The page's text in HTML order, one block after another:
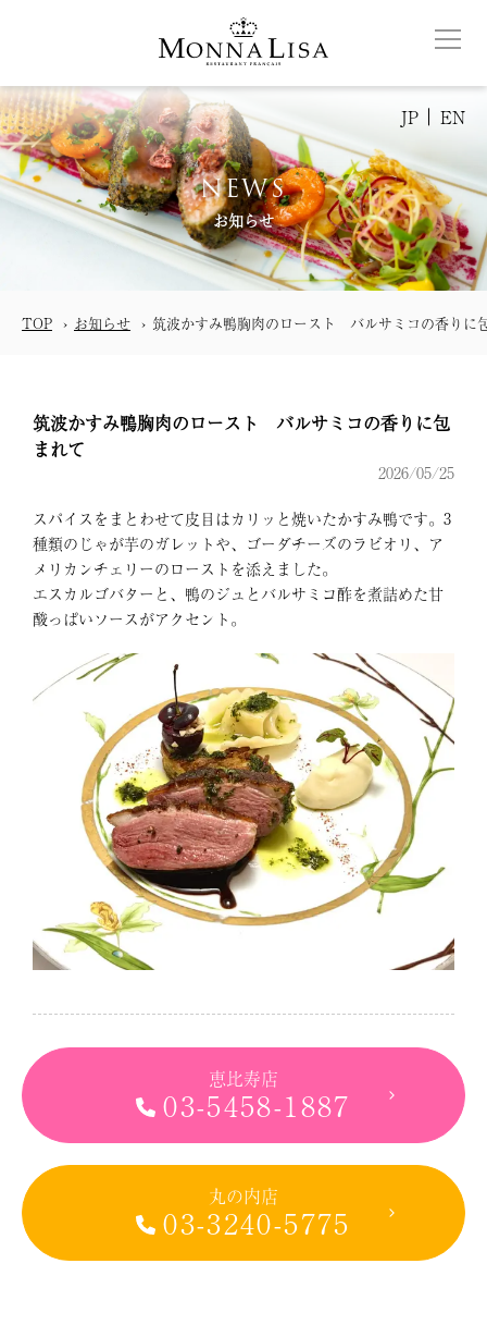
JP EN
NEWS
お知らせ
TOP お知らせ 筑波かすみ鴨胸肉のロースト バルサミコの香りに
筑波かすみ鴨胸肉のロースト バルサミコの香りに包
まれて
2026/05/25
スパイスをまとわせて皮目はカリッと焼いたかすみ鴨です。3
種類のじゃが芋のガレットや、ゴーダチーズのラビオリ、ア
メリカンチェリーのローストを添えました。
エスカルゴバターと、鴨のジュとバルサミコ酢を煮詰めた甘
酸っぱいソースがアクセント。
恵比寿店
03-5458-1887
丸の内店
03-3240-5775